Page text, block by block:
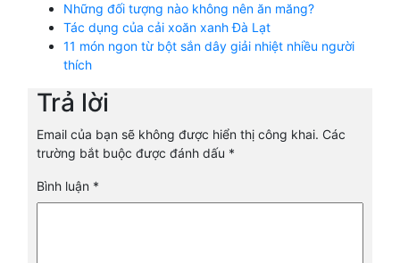
Những đối tượng nào không nên ăn măng?
Tác dụng của cải xoăn xanh Đà Lạt
11 món ngon từ bột sắn dây giải nhiệt nhiều người
thích
Trả lời
Email của bạn sẽ không được hiển thị công khai. Các
trường bắt buộc được đánh dấu *
Bình luận *